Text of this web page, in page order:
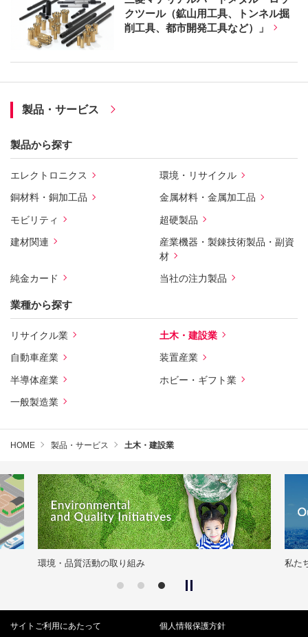
クツール（鉱山用工具、トンネル掘
削工具、都市開発工具など）」
製品・サービス
製品から探す
エレクトロニクス 環境・リサイクル
銅材料・銅加工品 金属材料・金属加工品
モビリティ 超硬製品
建材関連
産業機器・製錬技術製品・副資
材
純金カード 当社の注力製品
業種から探す
リサイクル業 土木・建設業
自動車産業 装置産業
半導体産業 ホビー・ギフト業
一般製造業
HOME 製品・サービス 土木・建設業
環境・品質活動の取り組み 私た
サイトご利用にあたって 個人情報保護方針